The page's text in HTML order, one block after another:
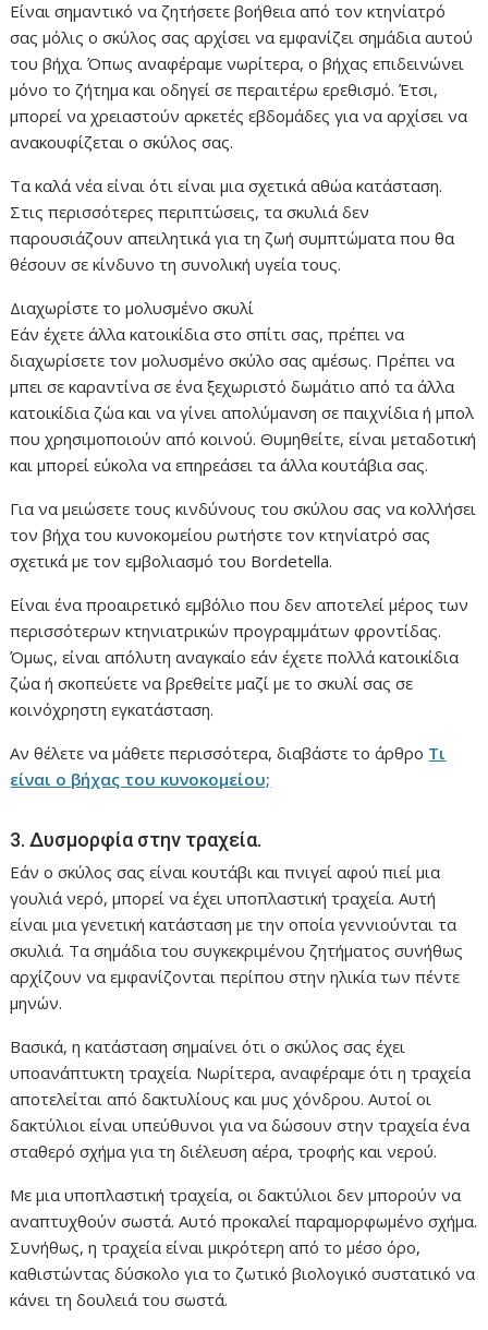
Είναι σημαντικό να ζητήσετε βοήθεια από τον κτηνίατρό
σας μόλις ο σκύλος σας αρχίσει να εμφανίζει σημάδια αυτού
του βήχα. Όπως αναφέραμε νωρίτερα, ο βήχας επιδεινώνει
μόνο το ζήτημα και οδηγεί σε περαιτέρω ερεθισμό. Έτσι,
μπορεί να χρειαστούν αρκετές εβδομάδες για να αρχίσει να
ανακουφίζεται ο σκύλος σας.
Τα καλά νέα είναι ότι είναι μια σχετικά αθώα κατάσταση.
Στις περισσότερες περιπτώσεις, τα σκυλιά δεν
παρουσιάζουν απειλητικά για τη ζωή συμπτώματα που θα
θέσουν σε κίνδυνο τη συνολική υγεία τους.
Διαχωρίστε το μολυσμένο σκυλί
Εάν έχετε άλλα κατοικίδια στο σπίτι σας, πρέπει να
διαχωρίσετε τον μολυσμένο σκύλο σας αμέσως. Πρέπει να
μπει σε καραντίνα σε ένα ξεχωριστό δωμάτιο από τα άλλα
κατοικίδια ζώα και να γίνει απολύμανση σε παιχνίδια ή μπολ
που χρησιμοποιούν από κοινού. Θυμηθείτε, είναι μεταδοτική
και μπορεί εύκολα να επηρεάσει τα άλλα κουτάβια σας.
Για να μειώσετε τους κινδύνους του σκύλου σας να κολλήσει
τον βήχα του κυνοκομείου ρωτήστε τον κτηνίατρό σας
σχετικά με τον εμβολιασμό του Bordetella.
Είναι ένα προαιρετικό εμβόλιο που δεν αποτελεί μέρος των
περισσότερων κτηνιατρικών προγραμμάτων φροντίδας.
Όμως, είναι απόλυτη αναγκαίο εάν έχετε πολλά κατοικίδια
ζώα ή σκοπεύετε να βρεθείτε μαζί με το σκυλί σας σε
κοινόχρηστη εγκατάσταση.
Αν θέλετε να μάθετε περισσότερα, διαβάστε το άρθρο Τι
είναι ο βήχας του κυνοκομείου;
3. Δυσμορφία στην τραχεία.
Εάν ο σκύλος σας είναι κουτάβι και πνιγεί αφού πιεί μια
γουλιά νερό, μπορεί να έχει υποπλαστική τραχεία. Αυτή
είναι μια γενετική κατάσταση με την οποία γεννιούνται τα
σκυλιά. Τα σημάδια του συγκεκριμένου ζητήματος συνήθως
αρχίζουν να εμφανίζονται περίπου στην ηλικία των πέντε
μηνών.
Βασικά, η κατάσταση σημαίνει ότι ο σκύλος σας έχει
υποανάπτυκτη τραχεία. Νωρίτερα, αναφέραμε ότι η τραχεία
αποτελείται από δακτυλίους και μυς χόνδρου. Αυτοί οι
δακτύλιοι είναι υπεύθυνοι για να δώσουν στην τραχεία ένα
σταθερό σχήμα για τη διέλευση αέρα, τροφής και νερού.
Με μια υποπλαστική τραχεία, οι δακτύλιοι δεν μπορούν να
αναπτυχθούν σωστά. Αυτό προκαλεί παραμορφωμένο σχήμα.
Συνήθως, η τραχεία είναι μικρότερη από το μέσο όρο,
καθιστώντας δύσκολο για το ζωτικό βιολογικό συστατικό να
κάνει τη δουλειά του σωστά.